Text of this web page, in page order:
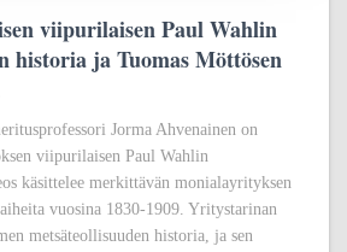
viipurilaisen Paul Wahlin
historia ja Tuomas Möttösen
Jorma Ahvenainen on
viipurilaisen Paul Wahlin
käsittelee merkittävän monialayrityksen
vuosina 1830-1909. Yritystarinan
metsäteollisuuden historia, ja sen